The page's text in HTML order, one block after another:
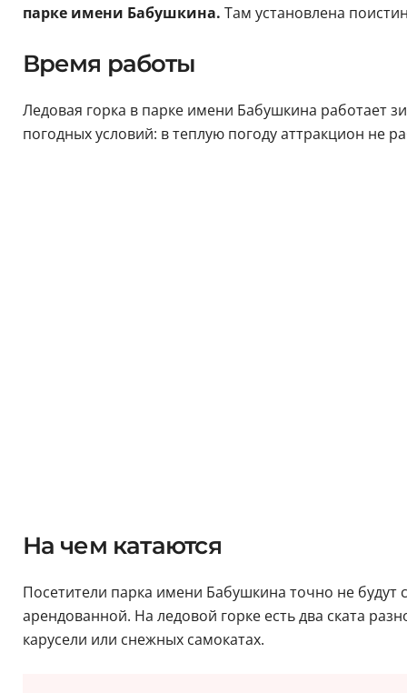
парке имени Бабушкина. Там установлена
Время работы
Ледовая горка в парке имени Бабушкина работает
погодных условий: в теплую погоду аттракцион не
На чем катаются
Посетители парка имени Бабушкина точно не будут
арендованной. На ледовой горке есть два ската
карусели или снежных самокатах.